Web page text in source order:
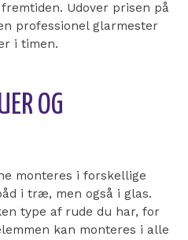
Udover prisen på
professionel glarmester
i timen.
OG
monteres i forskellige
i træ, men også i glas.
type af rude du har, for
kan monteres i alle